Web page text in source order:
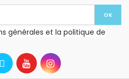
générales et la politique de